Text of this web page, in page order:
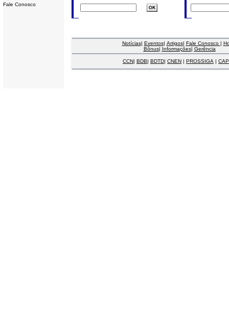
Fale Conosco
Notícias| Eventos| Artigos| Fale Conosco |
Bônus| Informações| Gerência
CCN| BDB| BDTD| CNEN | PROSSIGA |